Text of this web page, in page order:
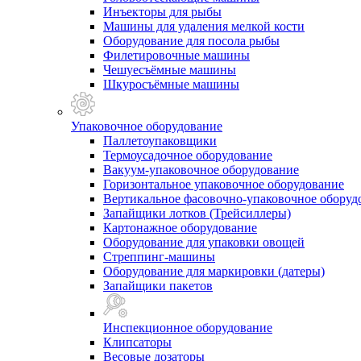
Инъекторы для рыбы
Машины для удаления мелкой кости
Оборудование для посола рыбы
Филетировочные машины
Чешуесъёмные машины
Шкуросъёмные машины
Упаковочное оборудование
Паллетоупаковщики
Термоусадочное оборудование
Вакуум-упаковочное оборудование
Горизонтальное упаковочное оборудование
Вертикальное фасовочно-упаковочное
Запайщики лотков (Трейсиллеры)
Картонажное оборудование
Оборудование для упаковки овощей
Стреппинг-машины
Оборудование для маркировки (датеры)
Запайщики пакетов
Инспекционное оборудование
Клипсаторы
Весовые дозаторы